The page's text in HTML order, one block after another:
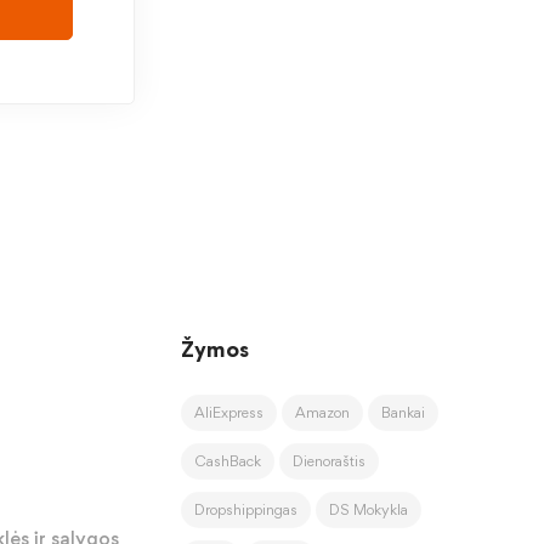
ir sąlygos
Žymos
AliExpress Amazon Bankai
CashBack Dienoraštis
Dropshippingas DS Mokykla